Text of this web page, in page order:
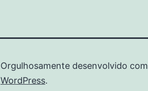
Orgulhosamente desenvolvido com
WordPress.